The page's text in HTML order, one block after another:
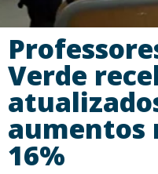
Verde
aumentos
16%